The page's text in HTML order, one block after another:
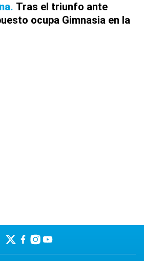
Tras el triunfo ante
ocupa Gimnasia en la